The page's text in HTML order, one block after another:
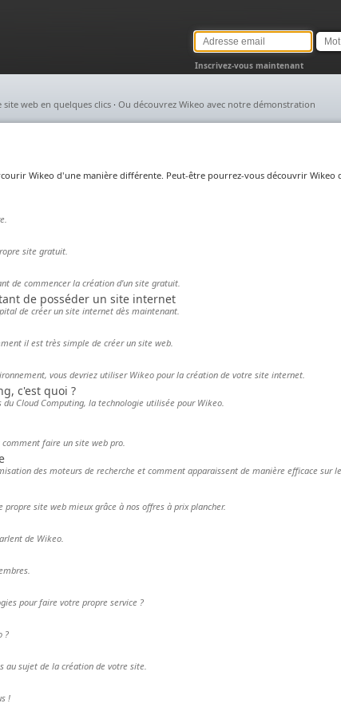
Adresse
email
Mot
de
passe
Inscrivez-vous maintenant
web en quelques clics · Ou découvrez Wikeo avec notre démonstration
Wikeo d'une manière différente. Peut-être pourrez-vous découvrir Wikeo
site gratuit.
de commencer la création d'un site gratuit.
de posséder un site internet
de créer un site internet dès maintenant.
il est très simple de créer un site web.
vous devriez utiliser Wikeo pour la création de votre site internet.
c'est quoi ?
du Cloud Computing, la technologie utilisée pour Wikeo.
comment faire un site web pro.
des moteurs de recherche et comment apparaissent de manière efficace sur
propre site web mieux grâce à nos offres à prix plancher.
de Wikeo.
pour faire votre propre service ?
?
au sujet de la création de votre site.
!